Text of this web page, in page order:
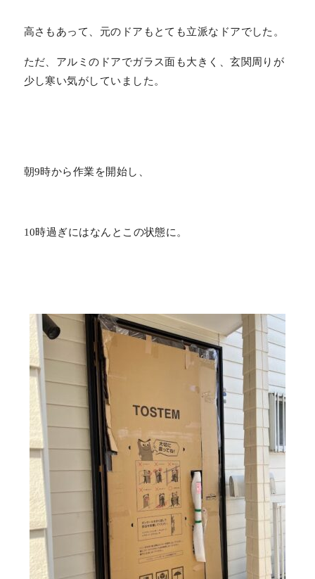
高さもあって、元のドアもとても立派なドアでした。
ただ、アルミのドアでガラス面も大きく、玄関周りが
少し寒い気がしていました。
朝9時から作業を開始し、
10時過ぎにはなんとこの状態に。